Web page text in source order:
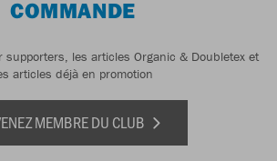
COMMANDE
supporters, les articles Organic & Doubletex et
articles déjà en promotion
MEMBRE DU CLUB